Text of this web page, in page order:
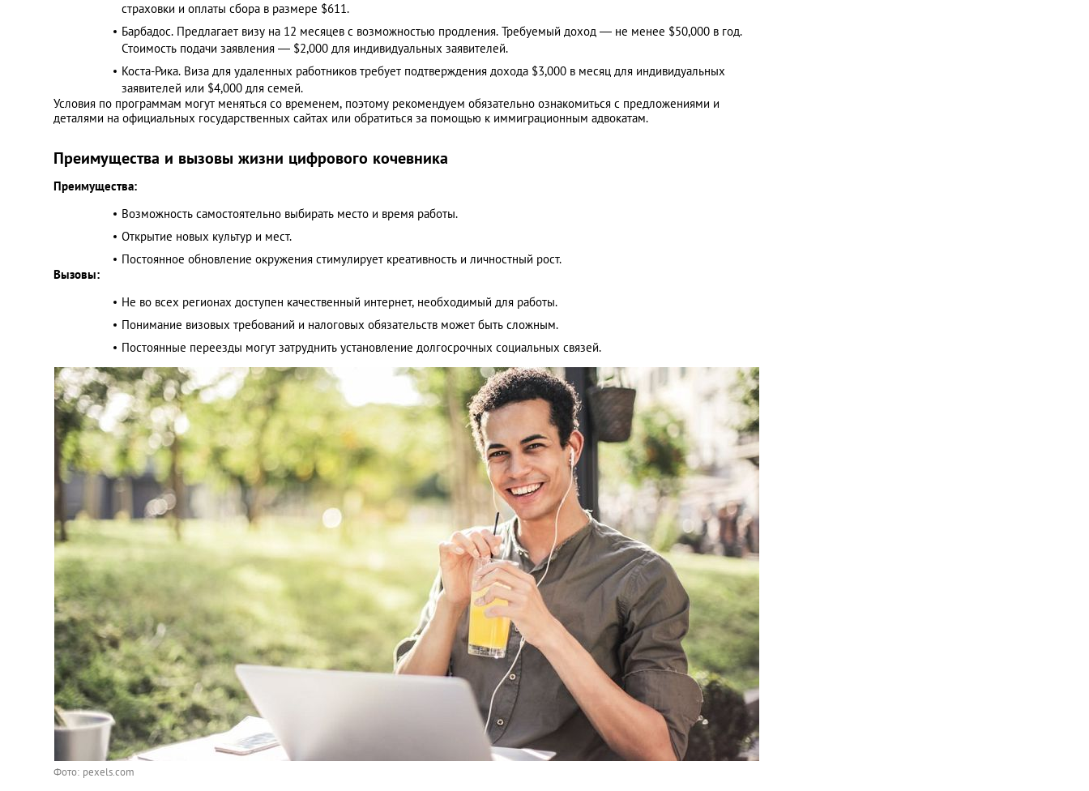
страховки и оплаты сбора в размере $611. ​
Барбадос. Предлагает визу на 12 месяцев с возможностью продления. Требуемый доход — не менее $50,000 в год.
Стоимость подачи заявления — $2,000 для индивидуальных заявителей. ​
Коста-Рика. Виза для удаленных работников требует подтверждения дохода $3,000 в месяц для индивидуальных
заявителей или $4,000 для семей. ​
Условия по программам могут меняться со временем, поэтому рекомендуем обязательно ознакомиться с предложениями и
деталями на официальных государственных сайтах или обратиться за помощью к иммиграционным адвокатам.
Преимущества и вызовы жизни цифрового кочевника
Преимущества:
Возможность самостоятельно выбирать место и время работы.​
Открытие новых культур и мест.
Постоянное обновление окружения стимулирует креативность и личностный рост.​
Вызовы:
Не во всех регионах доступен качественный интернет, необходимый для работы.​
Понимание визовых требований и налоговых обязательств может быть сложным.​
Постоянные переезды могут затруднить установление долгосрочных социальных связей.
Фото: pexels.com